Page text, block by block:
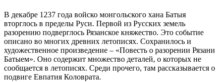
В декабре 1237 года войско монгольского хана Батыя
вторглось в пределы Руси. Первой из Русских земель
разорению подверглось Рязанское княжество. Это событие
описано во многих древних летописях. Сохранилось и
художественное произведение – «Повесть о разорении Рязани
Батыем». Оно содержит множество деталей, о которых не
сообщается в летописях. Среди прочего, там рассказывается о
подвиге Евпатия Коловрата.